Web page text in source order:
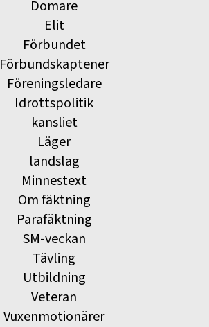
Domare
Elit
Förbundet
Förbundskaptener
Föreningsledare
Idrottspolitik
kansliet
Läger
landslag
Minnestext
Om fäktning
Parafäktning
SM-veckan
Tävling
Utbildning
Veteran
Vuxenmotionärer